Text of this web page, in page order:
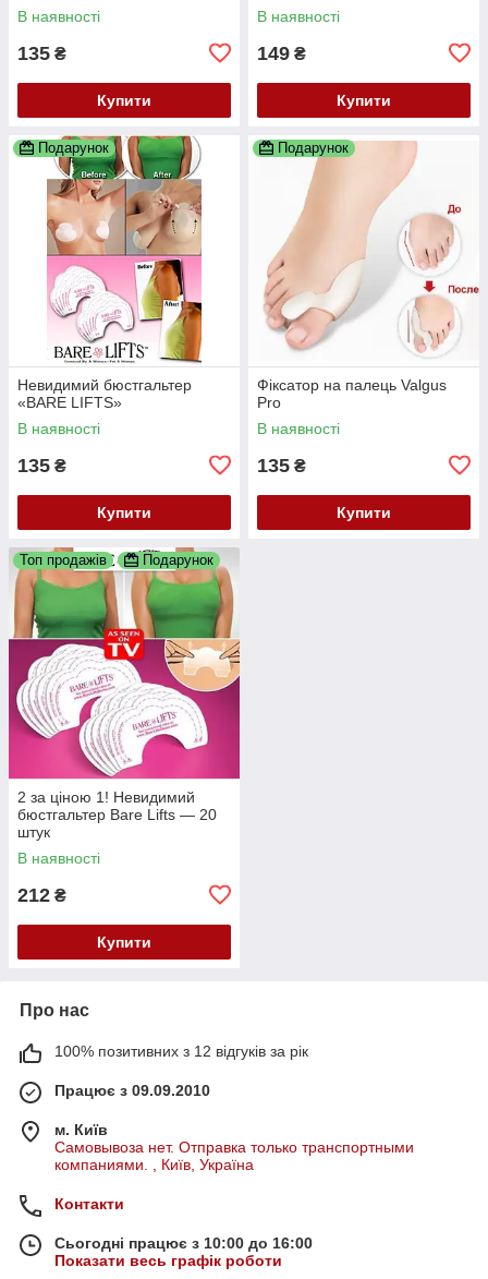
В наявності
135 ₴
Купити
В наявності
149 ₴
Купити
Подарунок
Невидимий бюстгальтер
«BARE LIFTS»
В наявності
135 ₴
Купити
Подарунок
Фіксатор на палець Valgus
Pro
В наявності
135 ₴
Купити
Топ продажів Подарунок
2 за ціною 1! Невидимий
бюстгальтер Bare Lifts — 20
штук
В наявності
212 ₴
Купити
Про нас
100% позитивних з 12 відгуків за рік
Працює з 09.09.2010
м. Київ
Самовывоза нет. Отправка только транспортными
компаниями. , Київ, Україна
Контакти
Сьогодні працює з 10:00 до 16:00
Показати весь графік роботи